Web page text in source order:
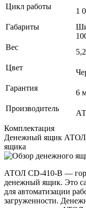
Цикл работы
1
Габариты
Вес
Цвет
Гарантия
6
Производитель
Комплектация
Денежный ящик АТОЛ
ящика
АТОЛ CD-410-В —
денежный ящик. Это
для автоматизации
загруженности.